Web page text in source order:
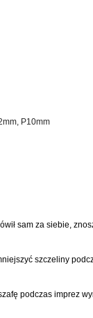
P10mm
sam za siebie,
szczeliny
podczas imprez